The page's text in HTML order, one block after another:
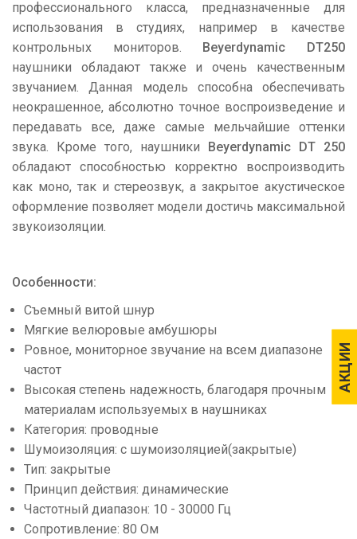
АКЦИИ
АКЦИИ
профессионального класса, предназначенные для
использования в студиях, например в качестве
контрольных мониторов. Beyerdynamic DT250
наушники обладают также и очень качественным
звучанием. Данная модель способна обеспечивать
неокрашенное, абсолютно точное воспроизведение и
передавать все, даже самые мельчайшие оттенки
звука. Кроме того, наушники Beyerdynamic DT 250
обладают способностью корректно воспроизводить
как моно, так и стереозвук, а закрытое акустическое
оформление позволяет модели достичь максимальной
звукоизоляции.
Особенности:
Съемный витой шнур
Мягкие велюровые амбушюры
Ровное, мониторное звучание на всем диапазоне
частот
Высокая степень надежность, благодаря прочным
материалам используемых в наушниках
Категория: проводные
Шумоизоляция: с шумоизоляцией(закрытые)
Тип: закрытые
Принцип действия: динамические
Частотный диапазон: 10 - 30000 Гц
Сопротивление: 80 Ом